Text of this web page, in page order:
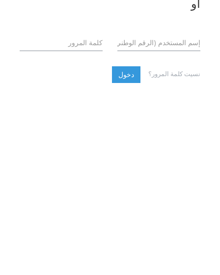
نسيت كلمة المرور؟ دخول